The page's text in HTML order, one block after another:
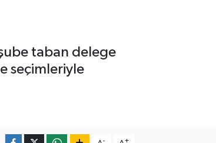
taban delege
seçimleriyle
- +
17:34 |Yeni Parti Zonguldak İl Yönetimi belli